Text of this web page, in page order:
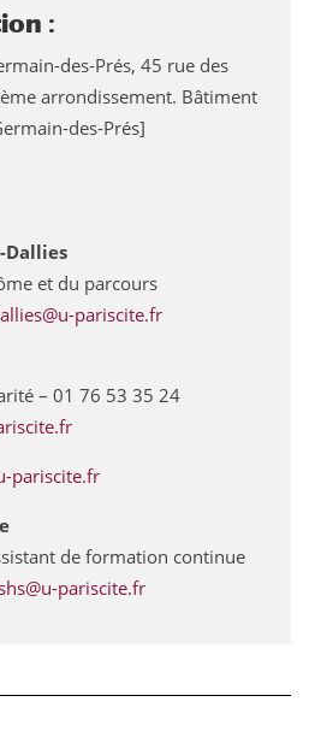
:
des-Prés, 45 rue des
arrondissement. Bâtiment
des-Prés]
Dallies
et du parcours
pariscite.fr
– 01 76 53 35 24
pariscite.fr
de formation continue
pariscite.fr